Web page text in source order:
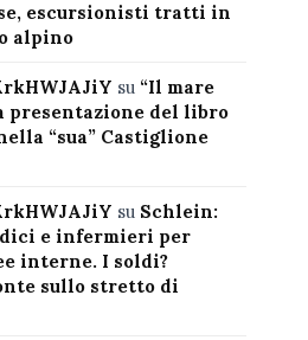
escursionisti tratti in
alpino
su “Il mare
presentazione del libro
“sua” Castiglione
su Schlein:
e infermieri per
interne. I soldi?
sullo stretto di